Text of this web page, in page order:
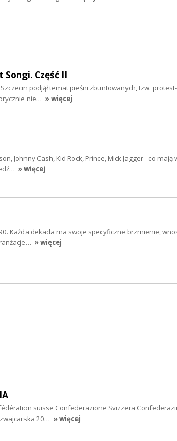
Część II
podjął temat pieśni zbuntowanych, tzw.
nie… » więcej
Johnny Cash, Kid Rock, Prince, Mick Jagger - co mają
» więcej
Każda dekada ma swoje specyficzne brzmienie,
» więcej
suisse Confederazione Svizzera
20… » więcej